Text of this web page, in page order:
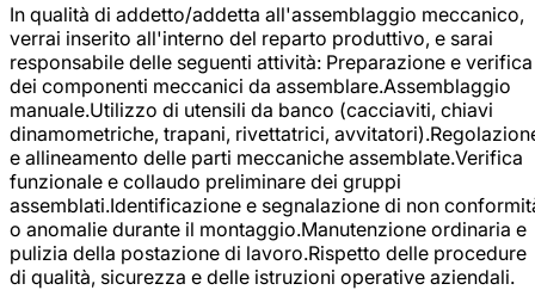
In qualità di addetto/addetta all'assemblaggio meccanico,
verrai inserito all'interno del reparto produttivo, e sarai
responsabile delle seguenti attività: Preparazione e verifica
dei componenti meccanici da assemblare.Assemblaggio
manuale.Utilizzo di utensili da banco (cacciaviti, chiavi
dinamometriche, trapani, rivettatrici,
e allineamento delle parti meccaniche assemblate.Verifica
funzionale e collaudo preliminare dei gruppi
assemblati.Identificazione e segnalazione di non
o anomalie durante il montaggio.Manutenzione ordinaria e
pulizia della postazione di lavoro.Rispetto delle procedure
di qualità, sicurezza e delle istruzioni operative aziendali.